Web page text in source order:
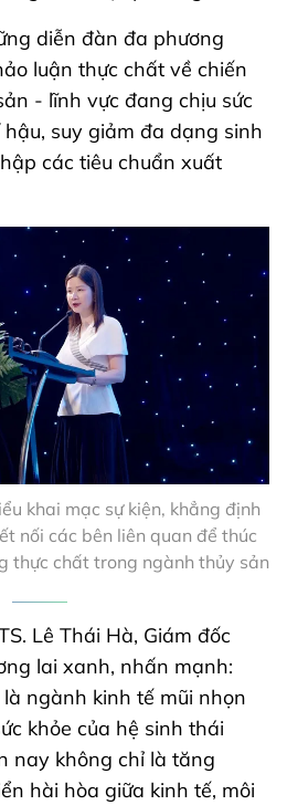
diễn đàn đa phương
luận thực chất về chiến
- lĩnh vực đang chịu sức
suy giảm đa dạng sinh
các tiêu chuẩn xuất
khai mạc sự kiện, khẳng định
nối các bên liên quan để thúc
thực chất trong ngành thủy sản
Lê Thái Hà, Giám đốc
lai xanh, nhấn mạnh:
ngành kinh tế mũi nhọn
khỏe của hệ sinh thái
nay không chỉ là tăng
hài hòa giữa kinh tế, môi